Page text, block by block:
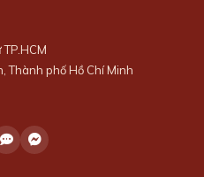
Thành phố Hồ Chí Minh